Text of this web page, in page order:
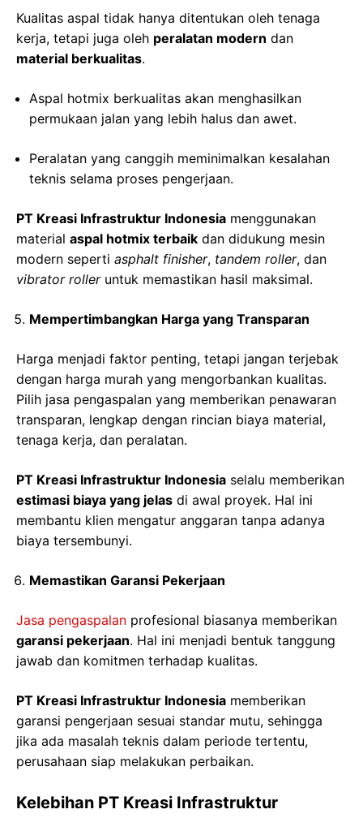
Kualitas aspal tidak hanya ditentukan oleh tenaga
kerja, tetapi juga oleh peralatan modern dan
material berkualitas.
Aspal hotmix berkualitas akan menghasilkan
permukaan jalan yang lebih halus dan awet.
Peralatan yang canggih meminimalkan kesalahan
teknis selama proses pengerjaan.
PT Kreasi Infrastruktur Indonesia menggunakan
material aspal hotmix terbaik dan didukung mesin
modern seperti asphalt finisher, tandem roller, dan
vibrator rolleruntuk memastikan hasil maksimal.
Mempertimbangkan Harga yang Transparan
Harga menjadi faktor penting, tetapi jangan terjebak
dengan harga murah yang mengorbankan kualitas.
Pilih jasa pengaspalan yang memberikan penawaran
transparan, lengkap dengan rincian biaya material,
tenaga kerja, dan peralatan.
PT Kreasi Infrastruktur Indonesia selalu memberikan
estimasi biaya yang jelas di awal proyek. Hal ini
membantu klien mengatur anggaran tanpa adanya
biaya tersembunyi.
Memastikan Garansi Pekerjaan
Jasa pengaspalan profesional biasanya memberikan
garansi pekerjaan. Hal ini menjadi bentuk tanggung
jawab dan komitmen terhadap kualitas.
PT Kreasi Infrastruktur Indonesia memberikan
garansi pengerjaan sesuai standar mutu, sehingga
jika ada masalah teknis dalam periode tertentu,
perusahaan siap melakukan perbaikan.
Kelebihan PT Kreasi Infrastruktur